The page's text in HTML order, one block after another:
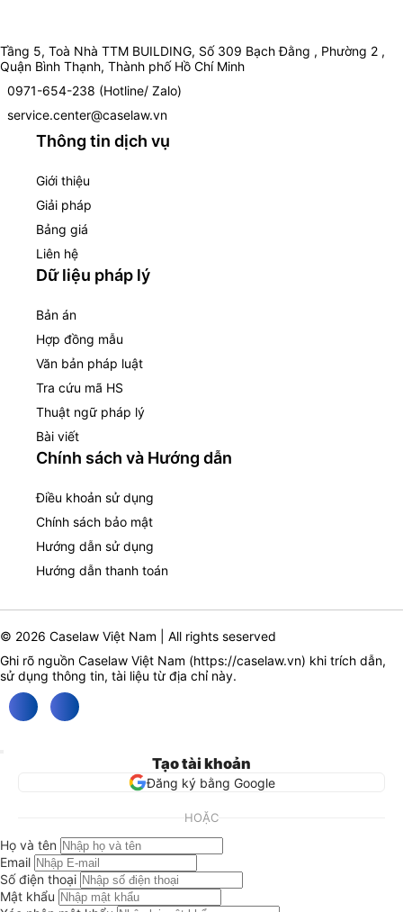
Tầng 5, Toà Nhà TTM BUILDING, Số 309 Bạch Đằng , Phường 2 ,
Quận Bình Thạnh, Thành phố Hồ Chí Minh
0971-654-238 (Hotline/ Zalo)
service.center@caselaw.vn
Thông tin dịch vụ
Giới thiệu
Giải pháp
Bảng giá
Liên hệ
Dữ liệu pháp lý
Bản án
Hợp đồng mẫu
Văn bản pháp luật
Tra cứu mã HS
Thuật ngữ pháp lý
Bài viết
Chính sách và Hướng dẫn
Điều khoản sử dụng
Chính sách bảo mật
Hướng dẫn sử dụng
Hướng dẫn thanh toán
© 2026 Caselaw Việt Nam | All rights seserved
Ghi rõ nguồn Caselaw Việt Nam (https://caselaw.vn) khi trích dẫn,
sử dụng thông tin, tài liệu từ địa chỉ này.
Tạo tài khoản
Đăng ký bằng Google
HOẶC
Họ và tên
Email
Số điện thoại
Mật khẩu